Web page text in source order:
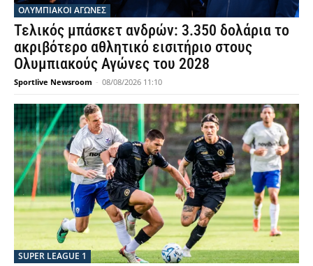
ΟΛΥΜΠΙΑΚΟΊ ΑΓΏΝΕΣ
Τελικός μπάσκετ ανδρών: 3.350 δολάρια το
ακριβότερο αθλητικό εισιτήριο στους
Ολυμπιακούς Αγώνες του 2028
Sportlive Newsroom - 08/08/2026 11:10
SUPER LEAGUE 1